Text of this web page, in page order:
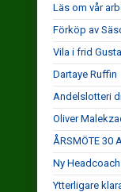
Läs om vår
Förköp av
Vila i frid
Dartaye Ruffin
Andelslotteri
Oliver
ÅRSMÖTE 30
Ny
Ytterligare